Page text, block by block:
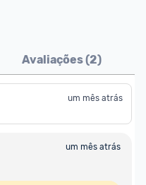
Avaliações (2)
um mês atrás
um mês atrás